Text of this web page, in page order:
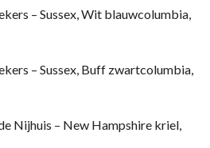
– Sussex, Wit blauwcolumbia,
– Sussex, Buff zwartcolumbia,
Nijhuis – New Hampshire kriel,